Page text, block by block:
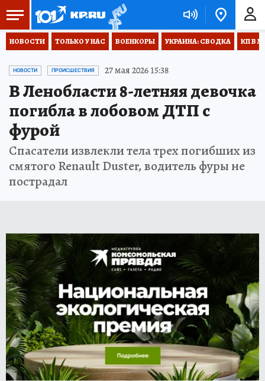
НОВОСТИ ТОЛЬКО У НАС ВОЕНКОРЫ УКРАИНА: СВОДКА КП В
НОВОСТИ ПРОИСШЕСТВИЯ 27 мая 2026 15:38
В Ленобласти 8-летняя девочка
погибла в лобовом ДТП с
фурой
Спасатели извлекли тела трех погибших из
смятого Renault Duster, водитель фуры не
пострадал